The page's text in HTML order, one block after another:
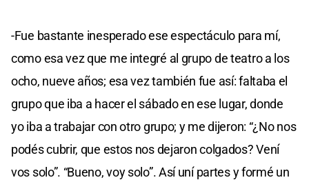
-Fue bastante inesperado ese espectáculo para mí,
como esa vez que me integré al grupo de teatro a los
ocho, nueve años; esa vez también fue así: faltaba el
grupo que iba a hacer el sábado en ese lugar, donde
yo iba a trabajar con otro grupo; y me dijeron: “¿No nos
podés cubrir, que estos nos dejaron colgados? Vení
vos solo”. “Bueno, voy solo”. Así uní partes y formé un